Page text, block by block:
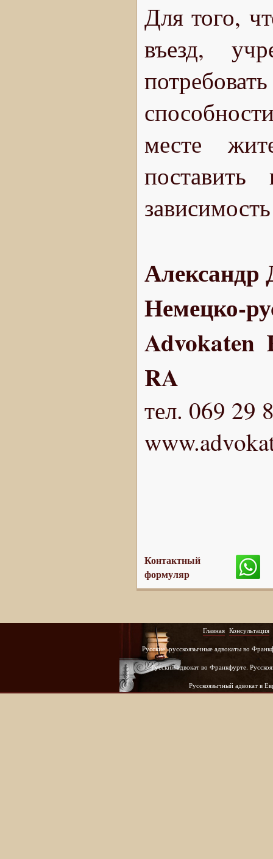
Для того,
въезд,
месте
Александр
Немецко-
Advokaten
RA
тел. 069 29
Контактный
формуляр
Главная Консультация
Русские, русскоязычные адвокаты во
Русский адвокат во Франкфурте.
Русскоязычный адвокат в